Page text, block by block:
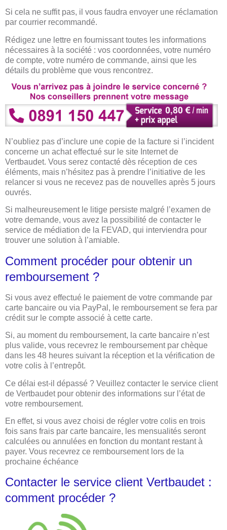
Si cela ne suffit pas, il vous faudra envoyer une réclamation
par courrier recommandé.
Rédigez une lettre en fournissant toutes les informations
nécessaires à la société : vos coordonnées, votre numéro
de compte, votre numéro de commande, ainsi que les
détails du problème que vous rencontrez.
N’oubliez pas d’inclure une copie de la facture si l’incident
concerne un achat effectué sur le site Internet de
Vertbaudet. Vous serez contacté dès réception de ces
éléments, mais n’hésitez pas à prendre l’initiative de les
relancer si vous ne recevez pas de nouvelles après 5 jours
ouvrés.
Si malheureusement le litige persiste malgré l’examen de
votre demande, vous avez la possibilité de contacter le
service de médiation de la FEVAD, qui interviendra pour
trouver une solution à l’amiable.
Comment procéder pour obtenir un
remboursement ?
Si vous avez effectué le paiement de votre commande par
carte bancaire ou via PayPal, le remboursement se fera par
crédit sur le compte associé à cette carte.
Si, au moment du remboursement, la carte bancaire n’est
plus valide, vous recevrez le remboursement par chèque
dans les 48 heures suivant la réception et la vérification de
votre colis à l’entrepôt.
Ce délai est-il dépassé ? Veuillez contacter le service client
de Vertbaudet pour obtenir des informations sur l’état de
votre remboursement.
En effet, si vous avez choisi de régler votre colis en trois
fois sans frais par carte bancaire, les mensualités seront
calculées ou annulées en fonction du montant restant à
payer. Vous recevrez ce remboursement lors de la
prochaine échéance
Contacter le service client Vertbaudet :
comment procéder ?